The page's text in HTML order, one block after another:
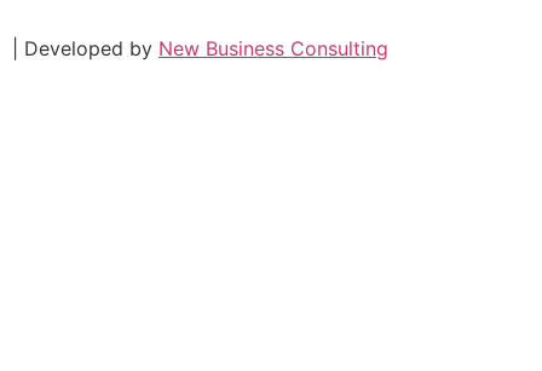
| Developed by New Business Consulting